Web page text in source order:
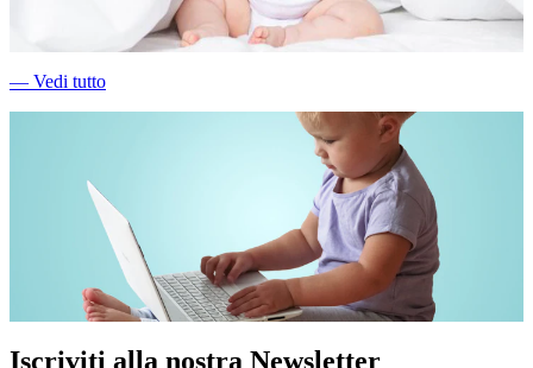
― Vedi tutto
Iscriviti alla nostra Newsletter